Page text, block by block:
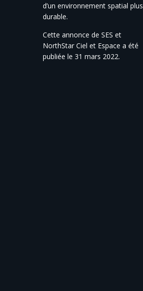
d’un environnement spatial plus
durable.
Cette annonce de SES et
NorthStar Ciel et Espace a été
publiée le 31 mars 2022.